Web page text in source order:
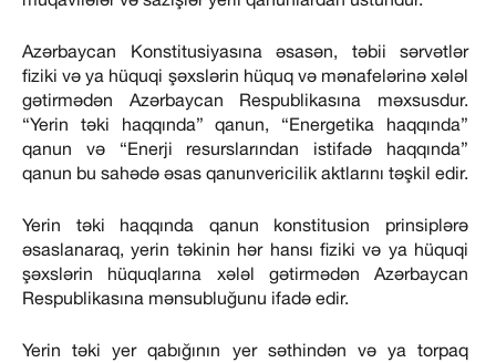
Azərbaycan Konstitusiyasına əsasən, təbii sərvətlər
fiziki və ya hüquqi şəxslərin hüquq və mənafelərinə xələl
gətirmədən Azərbaycan Respublikasına məxsusdur.
“Yerin təki haqqında” qanun, “Energetika haqqında”
qanun və “Enerji resurslarından istifadə haqqında”
qanun bu sahədə əsas qanunvericilik aktlarını təşkil edir.
Yerin təki haqqında qanun konstitusion prinsiplərə
əsaslanaraq, yerin təkinin hər hansı fiziki və ya hüquqi
şəxslərin hüquqlarına xələl gətirmədən Azərbaycan
Respublikasına mənsubluğunu ifadə edir.
Yerin təki yer qabığının yer səthindən və ya torpaq